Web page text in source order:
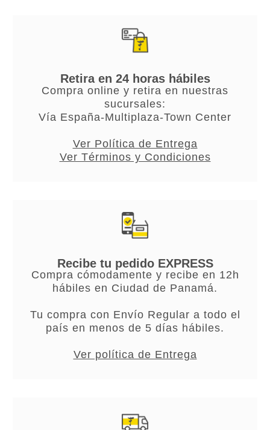
Retira en 24 horas hábiles
Compra online y retira en nuestras
sucursales:
Vía España-Multiplaza-Town Center
Ver Política de Entrega
Ver Términos y Condiciones
Recibe tu pedido EXPRESS
Compra cómodamente y recibe en 12h
hábiles en Ciudad de Panamá.
Tu compra con Envío Regular a todo el
país en menos de 5 días hábiles.
Ver política de Entrega